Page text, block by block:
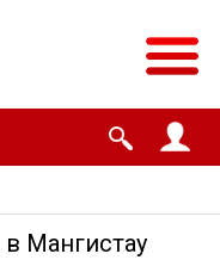
Мангистау